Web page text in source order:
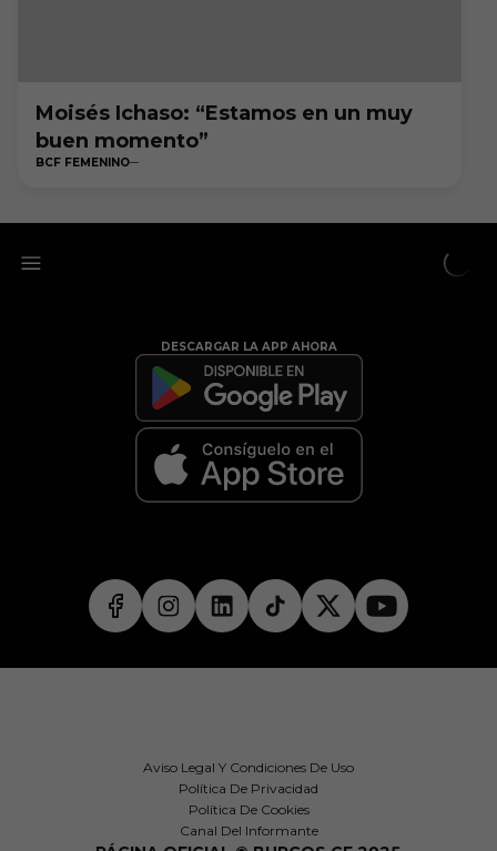
Moisés Ichaso: “Estamos en un muy
buen momento”
BCF FEMENINO
DESCARGAR LA APP AHORA
Aviso Legal Y Condiciones De Uso
Política De Privacidad
Política De Cookies
Canal Del Informante